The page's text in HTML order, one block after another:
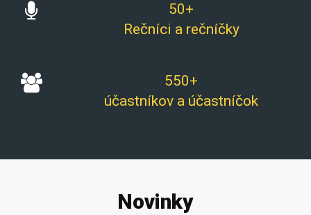
50+
Rečníci a rečníčky
550+
účastníkov a účastníčok
Novinky